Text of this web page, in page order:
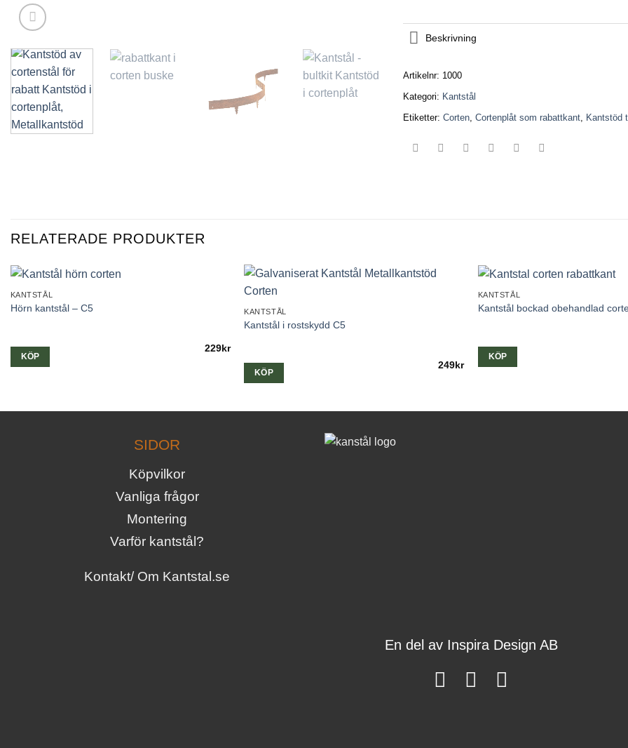
Beskrivning
Artikelnr: 1000
Kategori: Kantstål
Etiketter: Corten, Cortenplåt som rabattkant, Kantstöd
RELATERADE PRODUKTER
KANTSTÅL
Hörn kantstål – C5
229kr
KÖP
KANTSTÅL
Kantstål i rostskydd C5
249kr
KÖP
KANTSTÅL
Kantstål bockad obehandlad
KÖP
SIDOR
Köpvilkor
Vanliga frågor
Montering
Varför kantstål?
Kontakt/ Om Kantstal.se
En del av Inspira Design AB